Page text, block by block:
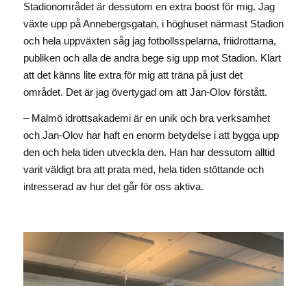
Stadionområdet är dessutom en extra boost för mig. Jag
växte upp på Annebergsgatan, i höghuset närmast Stadion
och hela uppväxten såg jag fotbollsspelarna, friidrottarna,
publiken och alla de andra bege sig upp mot Stadion. Klart
att det känns lite extra för mig att träna på just det
området. Det är jag övertygad om att Jan-Olov förstått.
– Malmö idrottsakademi är en unik och bra verksamhet
och Jan-Olov har haft en enorm betydelse i att bygga upp
den och hela tiden utveckla den. Han har dessutom alltid
varit väldigt bra att prata med, hela tiden stöttande och
intresserad av hur det går för oss aktiva.